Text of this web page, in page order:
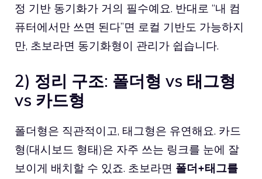
정 기반 동기화가 거의 필수예요. 반대로 “내 컴
퓨터에서만 쓰면 된다”면 로컬 기반도 가능하지
만, 초보라면 동기화형이 관리가 쉽습니다.
2) 정리 구조: 폴더형 vs 태그형
vs 카드형
폴더형은 직관적이고, 태그형은 유연해요. 카드
형(대시보드 형태)은 자주 쓰는 링크를 눈에 잘
보이게 배치할 수 있죠. 초보라면 폴더+태그를